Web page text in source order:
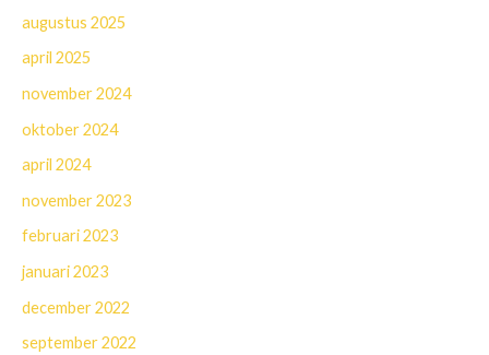
augustus 2025
april 2025
november 2024
oktober 2024
april 2024
november 2023
februari 2023
januari 2023
december 2022
september 2022